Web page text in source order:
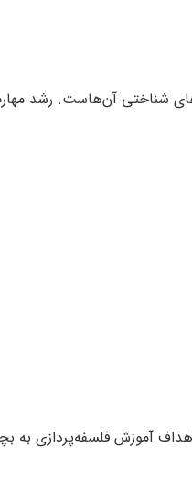
شناختی آن‌هاست. رشد
اهداف آموزش فلسفه‌پردازی